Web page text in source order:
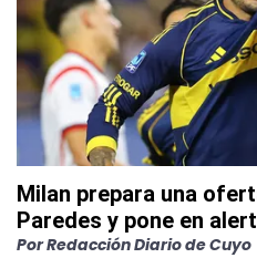
Milan prepara una
Paredes y pone en
PorRedacción Diario de Cuyo